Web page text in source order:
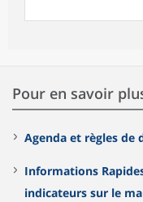
Pour en savoir
Agenda et règles de
Informations
indicateurs sur le